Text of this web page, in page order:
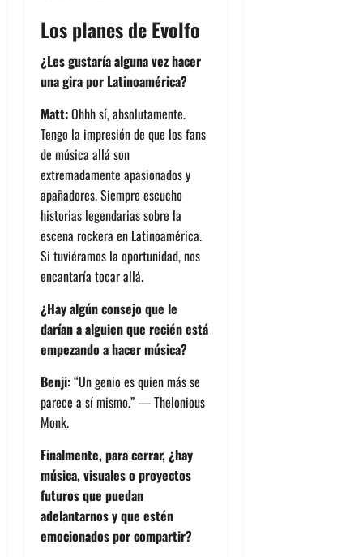
Los planes de Evolfo
¿Les gustaría alguna vez hacer
una gira por Latinoamérica?
Matt:Ohhh sí, absolutamente.
Tengo la impresión de que los fans
de música allá son
extremadamente apasionados y
apañadores. Siempre escucho
historias legendarias sobre la
escena rockera en Latinoamérica.
Si tuviéramos la oportunidad, nos
encantaría tocar allá.
¿Hay algún consejo que le
darían a alguien que recién está
empezando a hacer música?
Benji:“Un genio es quien más se
parece a sí mismo.” — Thelonious
Monk.
Finalmente, para cerrar, ¿hay
música, visuales o proyectos
futuros que puedan
adelantarnos y que estén
emocionados por compartir?